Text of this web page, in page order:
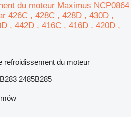
du moteur Maximus NCP0864
426C , 428C , 428D , 430D ,
, 442D , 416C , 416D , 420D ,
refroidissement du moteur
2485B285